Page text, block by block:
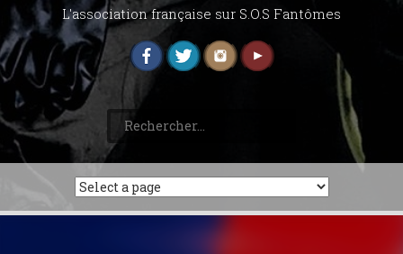
L'association française sur S.O.S Fantômes
Rechercher :